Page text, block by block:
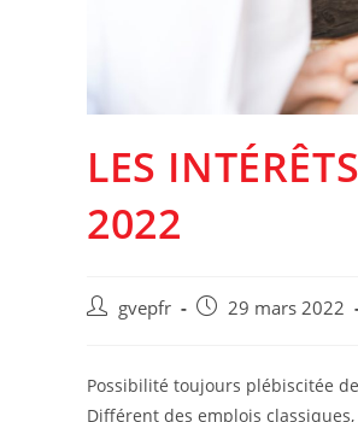
LES
2022
Auteur/autrice
publication :
gvepfr
Post 29 mars 2022
Possibilité toujours plébiscitée
Différent des emplois